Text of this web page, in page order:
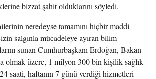
bizzat şahit olduklarını söyledi.
neredeyse tamamını hiçbir maddi
salgınla mücadeleye ayıran bilim
sunan Cumhurbaşkanı Erdoğan, Bakan
olmak üzere, 1 milyon 300 bin kişilik sağlık
saati, haftanın 7 günü verdiği hizmetleri